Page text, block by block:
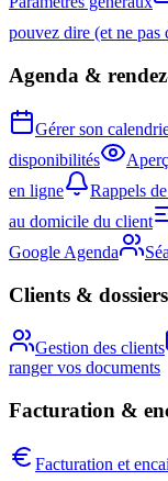
pouvez dire (et ne pas
Agenda &
Gérer son
disponibilités
en ligne
Rappels
au domicile du client
Google Agenda
Clients & dossiers
Gestion des clients
ranger vos documents
Facturation &
Facturation et